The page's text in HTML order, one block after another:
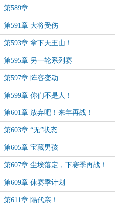
第589章
第591章 大将受伤
第593章 拿下天王山！
第595章 另一轮系列赛
第597章 阵容变动
第599章 你们不是人！
第601章 放弃吧！来年再战！
第603章 “无”状态
第605章 宝藏男孩
第607章 尘埃落定，下赛季再战！
第609章 休赛季计划
第611章 隔代亲！